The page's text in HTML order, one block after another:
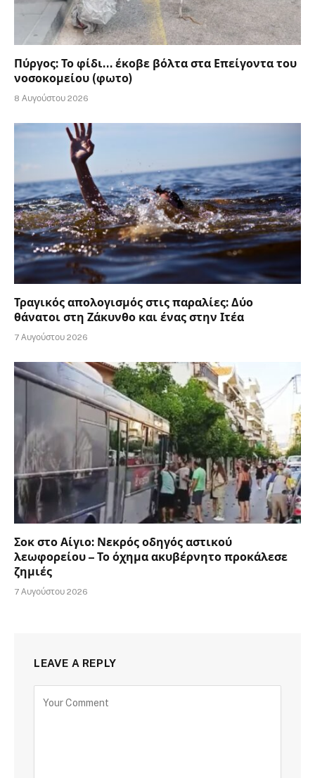
Πύργος: Το φίδι… έκοβε βόλτα στα Επείγοντα του
νοσοκομείου (φωτο)
8 Αυγούστου 2026
Τραγικός απολογισμός στις παραλίες: Δύο
θάνατοι στη Ζάκυνθο και ένας στην Ιτέα
7 Αυγούστου 2026
Σοκ στο Αίγιο: Νεκρός οδηγός αστικού
λεωφορείου – Το όχημα ακυβέρνητο προκάλεσε
ζημιές
7 Αυγούστου 2026
LEAVE A REPLY